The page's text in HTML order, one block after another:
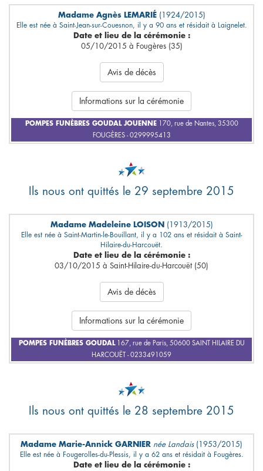
Madame Agnès LEMARIÉ (1924/2015)
Elle est née à Saint-Jean-sur-Couesnon, il y a 90 ans et résidait à Laignelet.
Date et lieu de la cérémonie :
05/10/2015 à Fougères (35)
Avis de décès
Informations sur la cérémonie
POMPES FUNÈBRES GOUDAL JOUENNE170, rue de Nantes, 35300
FOUGÈRES - 0299995413
Ils nous ont quittés le 29 septembre 2015
Madame Madeleine LOISON (1913/2015)
Elle est née à Saint-Martin-le-Bouillant, il y a 102 ans et résidait à Saint-
Hilaire-du-Harcouët.
Date et lieu de la cérémonie :
03/10/2015 à Saint-Hilaire-du-Harcouët (50)
Avis de décès
Informations sur la cérémonie
POMPES FUNÈBRES GOUDAL167, rue de Paris, 50600 SAINT HILAIRE DU
HARCOUËT - 0233491059
Ils nous ont quittés le 28 septembre 2015
Madame Marie-Annick GARNIER née Landais (1953/2015)
Elle est née à Fougerolles-du-Plessis, il y a 62 ans et résidait à Fougères.
Date et lieu de la cérémonie :